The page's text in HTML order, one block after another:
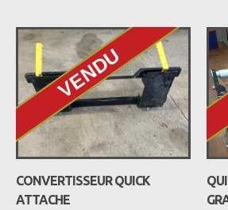
VENDU
CONVERTISSEUR QUICK
ATTACHE